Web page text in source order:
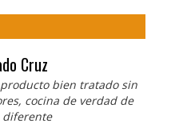
Cruz
bien tratado sin
cocina de verdad de
diferente